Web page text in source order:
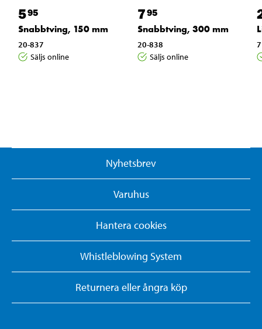
595
Snabbtving, 150 mm
20-837
Säljs online
795
Snabbtving, 300 mm
20-838
Säljs online
Nyhetsbrev
Varuhus
Hantera cookies
Whistleblowing System
Returnera eller ångra köp